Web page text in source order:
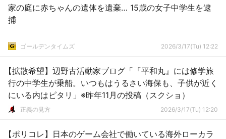
家の庭に赤ちゃんの遺体を遺棄… 15歳の女子中学生を逮
捕
ゴールデンタイムズ 2026/3/17(Tu) 12:22
【拡散希望】辺野古活動家ブログ「『平和丸』には修学旅
行の中学生が乗船。いつもはうるさい海保も、子供が近く
にいる内はピタリ」※昨年11月の投稿（スクショ）
正義の見方 2026/3/17(Tu) 12:20
【ポリコレ】日本のゲーム会社で働いている海外ローカラ